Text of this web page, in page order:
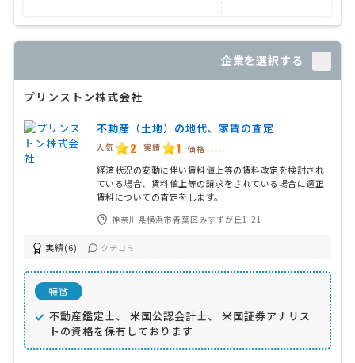
企業を選択する
プリンストン株式会社
不動産（土地）の地代、家賃の査定
人気 2 実績 1 価格 -----
経済状況の変動に伴い賃料値上等の賃料改定を検討され
ている場合、賃料値上等の請求をされている場合に適正
賃料についての査定をします。
神奈川県横浜市青葉区みすずが丘1-21
実績(6) クチコミ
特徴
不動産鑑定士、 米国公認会計士、 米国証券アナリス
トの資格を保有しております